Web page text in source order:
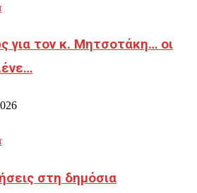
για τον κ. Μητσοτάκη… οι
στη δημόσια